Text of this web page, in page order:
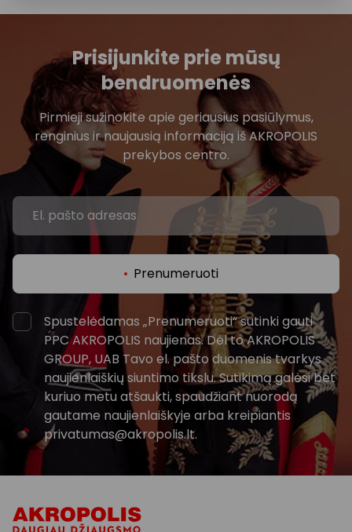
Prisijunkite prie mūsų
bendruomenės
Pirmieji sužinokite apie geriausius pasiūlymus,
renginius ir naujausią informaciją iš AKROPOLIS
prekybos centro.
Prenumeruoti
Spustelėdamas „Prenumeruoti“ sutinki gauti
PPC AKROPOLIS naujienas. Dėl to AKROPOLIS
GROUP, UAB Tavo el. pašto duomenis tvarkys
naujienlaiškių siuntimo tikslu. Sutikimą galėsi bet
kuriuo metu atšaukti, spaudžiant nuorodą
gautame naujienlaiškyje arba kreipiantis
privatumas@akropolis.lt.